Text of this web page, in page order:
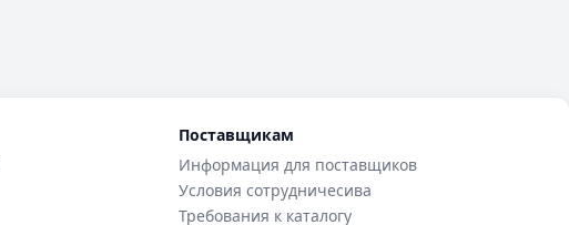
Поставщикам
Информация для поставщиков
Условия сотрудничесива
Требования к каталогу